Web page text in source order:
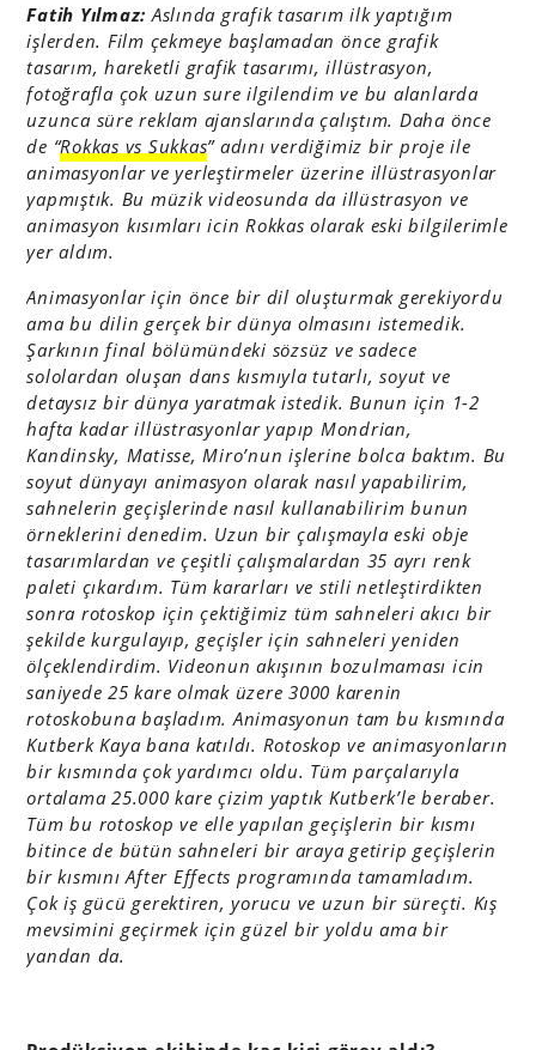
Fatih Yılmaz: Aslında grafik tasarım ilk yaptığım
işlerden. Film çekmeye başlamadan önce grafik
tasarım, hareketli grafik tasarımı, illüstrasyon,
fotoğrafla çok uzun sure ilgilendim ve bu alanlarda
uzunca süre reklam ajanslarında çalıştım. Daha önce
de “Rokkas vs Sukkas” adını verdiğimiz bir proje ile
animasyonlar ve yerleştirmeler üzerine illüstrasyonlar
yapmıştık. Bu müzik videosunda da illüstrasyon ve
animasyon kısımları icin Rokkas olarak eski bilgilerimle
yer aldım.
Animasyonlar için önce bir dil oluşturmak gerekiyordu
ama bu dilin gerçek bir dünya olmasını istemedik.
Şarkının final bölümündeki sözsüz ve sadece
sololardan oluşan dans kısmıyla tutarlı, soyut ve
detaysız bir dünya yaratmak istedik. Bunun için 1-2
hafta kadar illüstrasyonlar yapıp Mondrian,
Kandinsky, Matisse, Miro’nun işlerine bolca baktım. Bu
soyut dünyayı animasyon olarak nasıl yapabilirim,
sahnelerin geçişlerinde nasıl kullanabilirim bunun
örneklerini denedim. Uzun bir çalışmayla eski obje
tasarımlardan ve çeşitli çalışmalardan 35 ayrı renk
paleti çıkardım. Tüm kararları ve stili netleştirdikten
sonra rotoskop için çektiğimiz tüm sahneleri akıcı bir
şekilde kurgulayıp, geçişler için sahneleri yeniden
ölçeklendirdim. Videonun akışının bozulmaması icin
saniyede 25 kare olmak üzere 3000 karenin
rotoskobuna başladım. Animasyonun tam bu kısmında
Kutberk Kaya bana katıldı. Rotoskop ve animasyonların
bir kısmında çok yardımcı oldu. Tüm parçalarıyla
ortalama 25.000 kare çizim yaptık Kutberk’le beraber.
Tüm bu rotoskop ve elle yapılan geçişlerin bir kısmı
bitince de bütün sahneleri bir araya getirip geçişlerin
bir kısmını After Effects programında tamamladım.
Çok iş gücü gerektiren, yorucu ve uzun bir süreçti. Kış
mevsimini geçirmek için güzel bir yoldu ama bir
yandan da.